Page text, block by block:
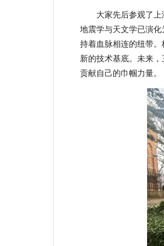
大家先后参观了
地震学与天文学已演
持着血脉相连的纽带
新的技术基底。未来
贡献自己的巾帼力量。